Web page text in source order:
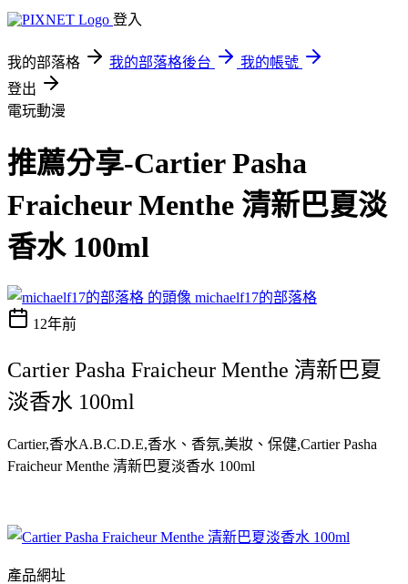
登入
我的部落格 我的部落格後台
我的帳號
登出
電玩動漫
推薦分享-Cartier Pasha
Fraicheur Menthe 清新巴夏淡
香水 100ml
michaelf17的部落格
12年前
Cartier Pasha Fraicheur Menthe 清新巴夏
淡香水 100ml
Cartier,香水A.B.C.D.E,香水、香氛,美妝、保健,Cartier Pasha
Fraicheur Menthe 清新巴夏淡香水 100ml
產品網址